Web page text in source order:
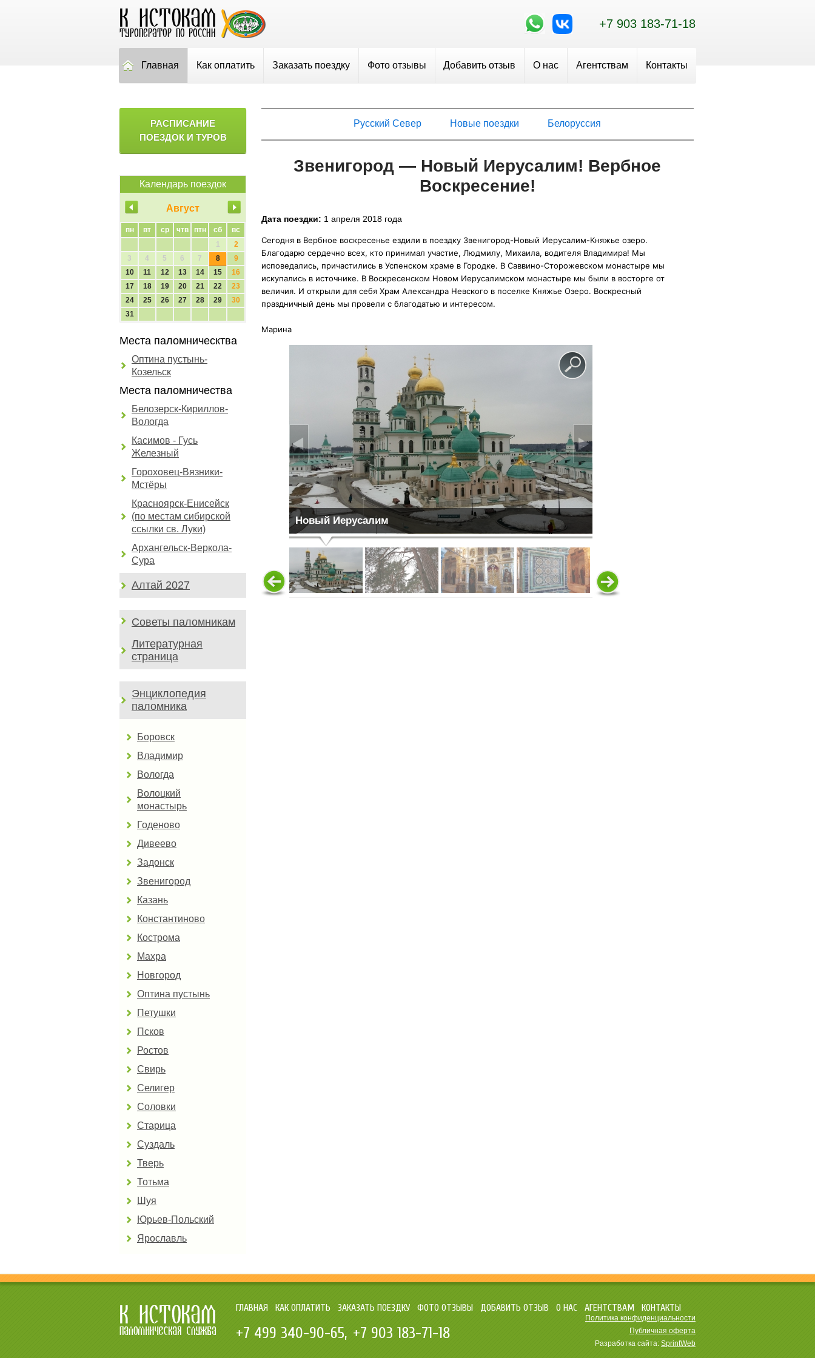
+7 903 183-71-18
Главная Как оплатить Заказать поездку Фото отзывы Добавить отзыв О нас Агентствам Контакты
РАСПИСАНИЕ
ПОЕЗДОК И ТУРОВ
Календарь поездок
Август
пн вт ср чтв птн сб
вс
1
2
3
4 5 6 7 8
9
10
11 12 13 14 15
16
17
18 19 20 21 22
23
24
25 26 27 28 29
30
31
Места паломническтва
Оптина пустынь-
Козельск
Места паломничества
Белозерск-Кириллов-
Вологда
Касимов - Гусь
Железный
Гороховец-Вязники-
Мстёры
Красноярск-Енисейск
(по местам сибирской
ссылки св. Луки)
Архангельск-Веркола-
Сура
Алтай 2027
Советы паломникам
Литературная
страница
Энциклопедия
паломника
Боровск
Владимир
Вологда
Волоцкий
монастырь
Годеново
Дивеево
Задонск
Звенигород
Казань
Константиново
Кострома
Махра
Новгород
Оптина пустынь
Петушки
Псков
Ростов
Свирь
Селигер
Соловки
Старица
Суздаль
Тверь
Тотьма
Шуя
Юрьев-Польский
Ярославль
Русский Север Новые поездки Белоруссия
Звенигород — Новый Иерусалим! Вербное
Воскресение!
Дата поездки: 1 апреля 2018 года
Сегодня в Вербное воскресенье ездили в поездку Звенигород-Новый Иерусалим-Княжье озеро.
Благодарю сердечно всех, кто принимал участие, Людмилу, Михаила, водителя Владимира! Мы
исповедались, причастились в Успенском храме в Городке. В Саввино-Сторожевском монастыре мы
искупались в источнике. В Воскресенском Новом Иерусалимском монастыре мы были в восторге от
величия. И открыли для себя Храм Александра Невского в поселке Княжье Озеро. Воскресный
праздничный день мы провели с благодатью и интересом.
Марина
Новый Иерусалим
ГЛАВНАЯ КАК ОПЛАТИТЬ ЗАКАЗАТЬ ПОЕЗДКУ ФОТО ОТЗЫВЫ ДОБАВИТЬ ОТЗЫВ О НАС АГЕНТСТВАМ КОНТАКТЫ
Политика конфиденциальности
Публичная оферта
Разработка сайта: SprintWeb
+7 499 340-90-65 +7 903 183-71-18